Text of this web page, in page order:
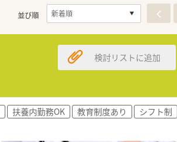
並び順
検討リストに追加
扶養内勤務OK 教育制度あり
シフト制